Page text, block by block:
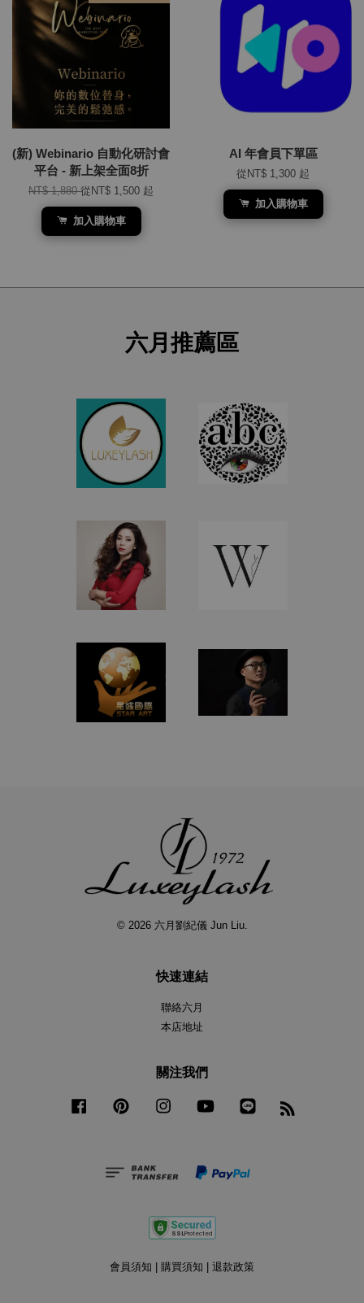
(新) Webinario 自動化研討會
平台 - 新上架全面8折
NT$ 1,880從 NT$ 1,500 起
加入購物車
AI 年會員下單區
從 NT$ 1,300 起
加入購物車
六月推薦區
© 2026 六月劉紀儀 Jun Liu.
快速連結
聯絡六月
本店地址
關注我們
Facebook Pinterest Instagram YouTube
會員須知 購買須知 退款政策